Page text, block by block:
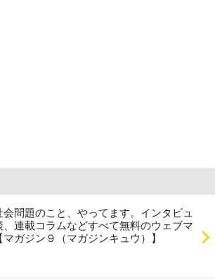
会問題のこと、やってます。インタビュ
、連載コラムなどすべて無料のウェブマ
マガジン９（マガジンキュウ）】